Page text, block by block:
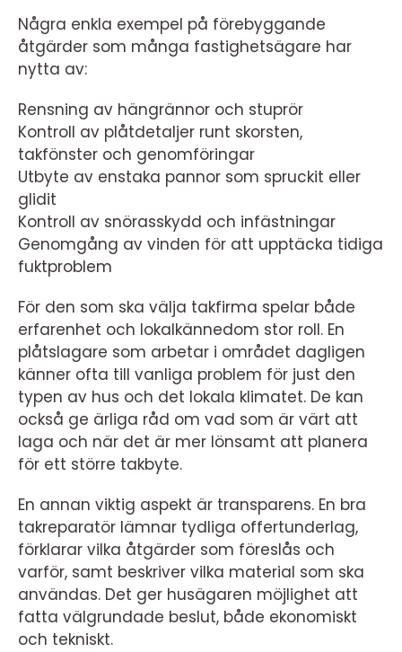
Några enkla exempel på förebyggande
åtgärder som många fastighetsägare har
nytta av:
Rensning av hängrännor och stuprör
Kontroll av plåtdetaljer runt skorsten,
takfönster och genomföringar
Utbyte av enstaka pannor som spruckit eller
glidit
Kontroll av snörasskydd och infästningar
Genomgång av vinden för att upptäcka tidiga
fuktproblem
För den som ska välja takfirma spelar både
erfarenhet och lokalkännedom stor roll. En
plåtslagare som arbetar i området dagligen
känner ofta till vanliga problem för just den
typen av hus och det lokala klimatet. De kan
också ge ärliga råd om vad som är värt att
laga och när det är mer lönsamt att planera
för ett större takbyte.
En annan viktig aspekt är transparens. En bra
takreparatör lämnar tydliga offertunderlag,
förklarar vilka åtgärder som föreslås och
varför, samt beskriver vilka material som ska
användas. Det ger husägaren möjlighet att
fatta välgrundade beslut, både ekonomiskt
och tekniskt.